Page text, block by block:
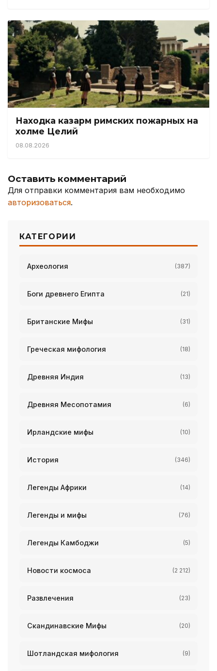
Находка казарм римских пожарных на
холме Целий
08.08.2026
Оставить комментарий
Для отправки комментария вам необходимо
авторизоваться.
КАТЕГОРИИ
Археология (387)
Боги древнего Египта (21)
Британские Мифы (31)
Греческая мифология (18)
Древняя Индия (13)
Древняя Месопотамия (6)
Ирландские мифы (10)
История (346)
Легенды Африки (14)
Легенды и мифы (76)
Легенды Камбоджи (5)
Новости космоса (2 212)
Развлечения (23)
Скандинавские Мифы (20)
Шотландская мифология (9)